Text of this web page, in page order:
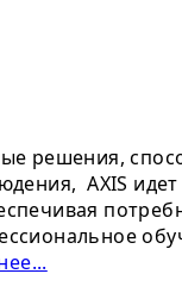
решения,
AXIS